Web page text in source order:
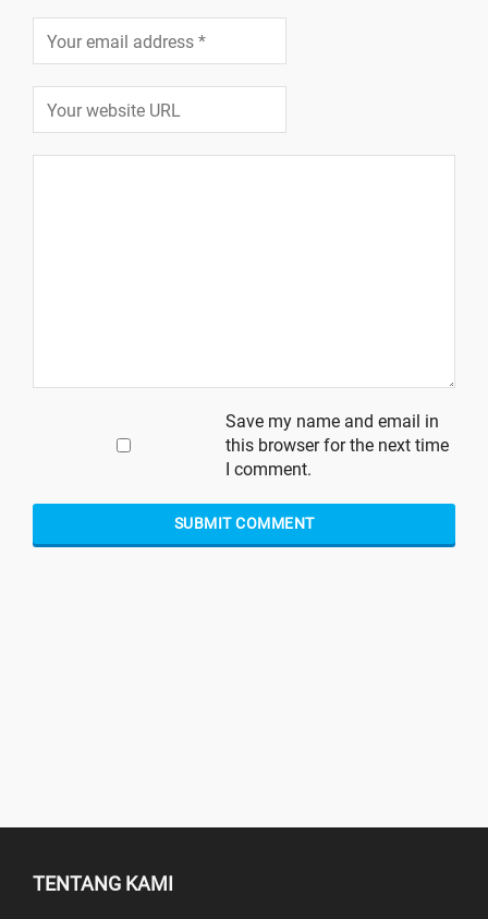
Save my name and email in
this browser for the next time
I comment.
TENTANG KAMI